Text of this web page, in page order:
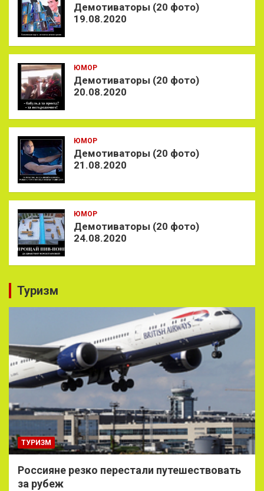
Демотиваторы (20 фото)
19.08.2020
ЮМОР
Демотиваторы (20 фото)
20.08.2020
ЮМОР
Демотиваторы (20 фото)
21.08.2020
ЮМОР
Демотиваторы (20 фото)
24.08.2020
Туризм
ТУРИЗМ
Россияне резко перестали путешествовать
за рубеж